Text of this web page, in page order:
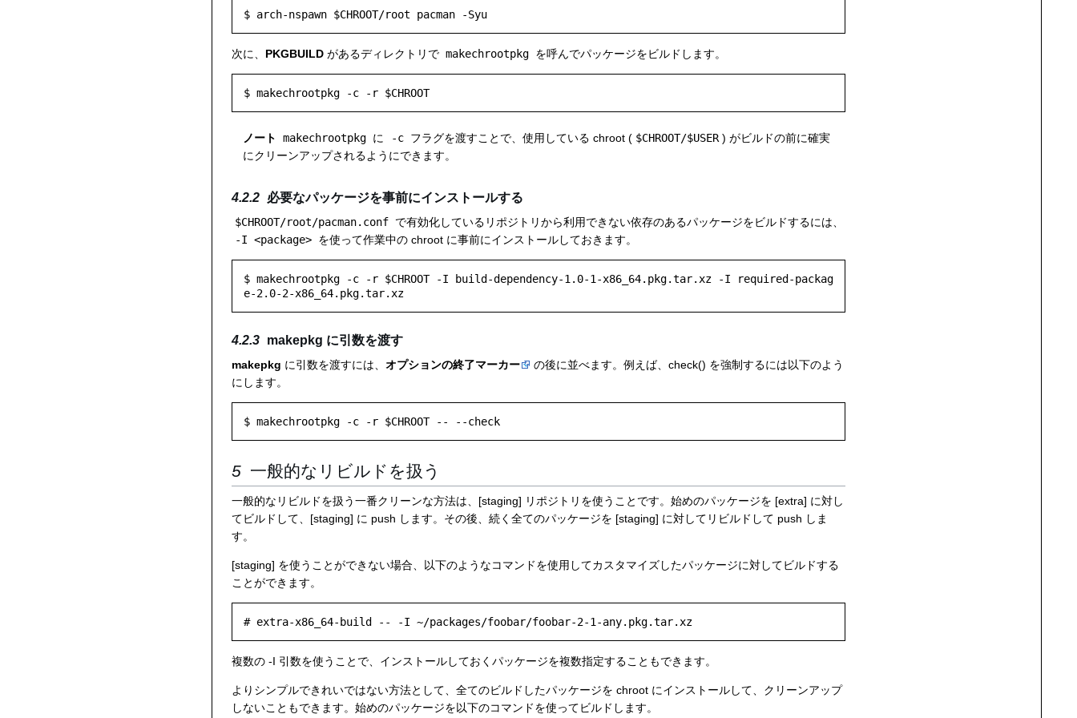
次に、 PKGBUILD があるディレクトリで makechrootpkg を呼んでパッケージをビルドします。
ノート makechrootpkg に -c フラグを渡すことで、使用している chroot ( $CHROOT/$USER ) がビルドの前に確実
にクリーンアップされるようにできます。
必要なパッケージを事前にインストールする
$CHROOT/root/pacman.conf で有効化しているリポジトリから利用できない依存のあるパッケージをビルドするには、
-I <package> を使って作業中の chroot に事前にインストールしておきます。
$ makechrootpkg -c -r $CHROOT -I build-dependency-1.0-1-x86_64.pkg.tar.xz -I required-packag
makepkg に引数を渡す
makepkg に引数を渡すには、 オプションの終了マーカー
の後に並べます。例えば、check() を強制するには以下のよう
にします。
一般的なリビルドを扱う
一般的なリビルドを扱う一番クリーンな方法は、[staging] リポジトリを使うことです。始めのパッケージを [extra] に対し
てビルドして、[staging] に push します。その後、続く全てのパッケージを [staging] に対してリビルドして push しま
す。
[staging] を使うことができない場合、以下のようなコマンドを使用してカスタマイズしたパッケージに対してビルドする
ことができます。
複数の -I 引数を使うことで、インストールしておくパッケージを複数指定することもできます。
よりシンプルできれいではない方法として、全てのビルドしたパッケージを chroot にインストールして、クリーンアップ
しないこともできます。始めのパッケージを以下のコマンドを使ってビルドします。